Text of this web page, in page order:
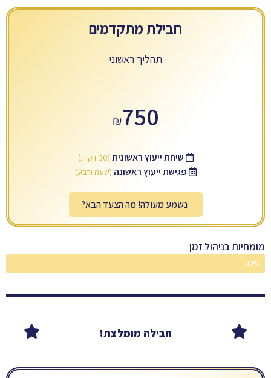
חבילת מתקדמים
תהליך ראשוני
₪750
שיחת ייעוץ ראשונית (30 דקות)
פגישת ייעוץ ראשונה (שעה ורבע)
נשמע מעולה! מה הצעד הבא?
מומחיות בניהול זמן
מתקדמים
40%
חבילה מומלצת!